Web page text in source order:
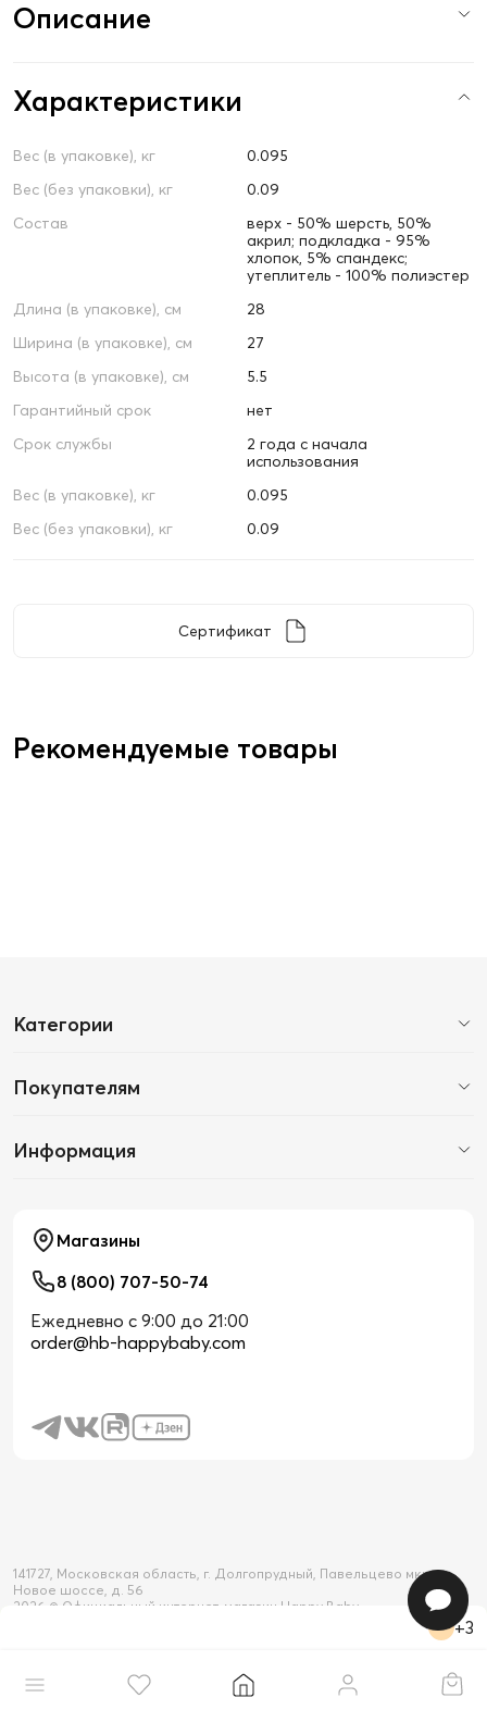
+3
Описание
Характеристики
Вес (в упаковке), кг
0.095
Вес (без упаковки), кг
0.09
Состав
верх - 50% шерсть, 50%
акрил; подкладка - 95%
хлопок, 5% спандекс;
утеплитель - 100% полиэстер
Длина (в упаковке), см
28
Ширина (в упаковке), см
27
Высота (в упаковке), см
5.5
Гарантийный срок
нет
Срок службы
2 года с начала
использования
Вес (в упаковке), кг
0.095
Вес (без упаковки), кг
0.09
Сертификат
Рекомендуемые товары
Категории
Покупателям
Информация
Магазины
8 (800) 707-50-74
Ежедневно с 9:00 до 21:00
order@hb-happybaby.com
141727, Московская область, г. Долгопрудный, Павельцево мкр-н,
Новое шоссе, д. 56
2026 © Официальный интернет-магазин Happy Baby